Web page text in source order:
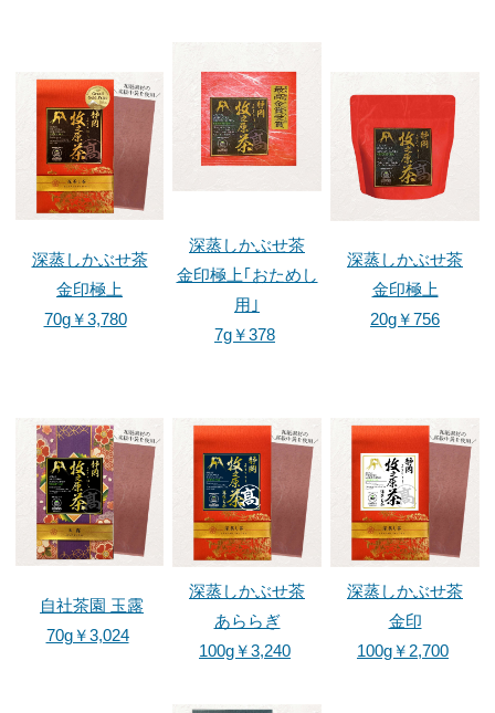
深蒸しかぶせ茶
金印極上
70g￥3,780
深蒸しかぶせ茶
金印極上｢おためし
用｣
7g￥378
深蒸しかぶせ茶
金印極上
20g￥756
自社茶園 玉露
70g￥3,024
深蒸しかぶせ茶
あららぎ
100g￥3,240
深蒸しかぶせ茶
金印
100g￥2,700